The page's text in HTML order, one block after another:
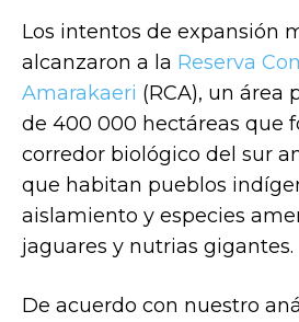
Los intentos de expansión
alcanzaron a la Reserva
Amarakaeri (RCA), un área
de 400 000 hectáreas que
corredor biológico del sur
que habitan pueblos
aislamiento y especies
jaguares y nutrias gigantes.
De acuerdo con nuestro